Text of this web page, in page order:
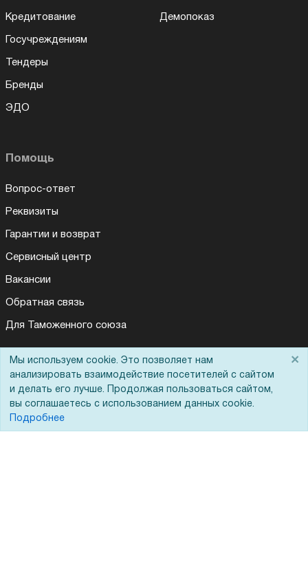
Кредитование
Госучреждениям
Тендеры
Бренды
ЭДО
Демопоказ
Помощь
Вопрос-ответ
Реквизиты
Гарантии и возврат
Сервисный центр
Вакансии
Обратная связь
Для Таможенного союза
Запрос актов сверки
Мы используем cookie. Это позволяет нам
анализировать взаимодействие посетителей с сайтом
и делать его лучше. Продолжая пользоваться сайтом,
вы соглашаетесь с использованием данных cookie.
Подробнее
×